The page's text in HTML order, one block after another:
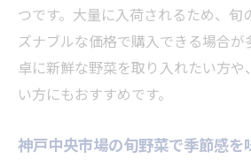
つです。大量に入荷されるため、旬
ズナブルな価格で購入できる場合が
卓に新鮮な野菜を取り入れたい方
い方にもおすすめです。
神戸中央市場の旬野菜で季節感を